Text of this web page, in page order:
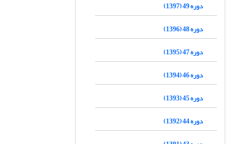
دوره 49 (1397)
دوره 48 (1396)
دوره 47 (1395)
دوره 46 (1394)
دوره 45 (1393)
دوره 44 (1392)